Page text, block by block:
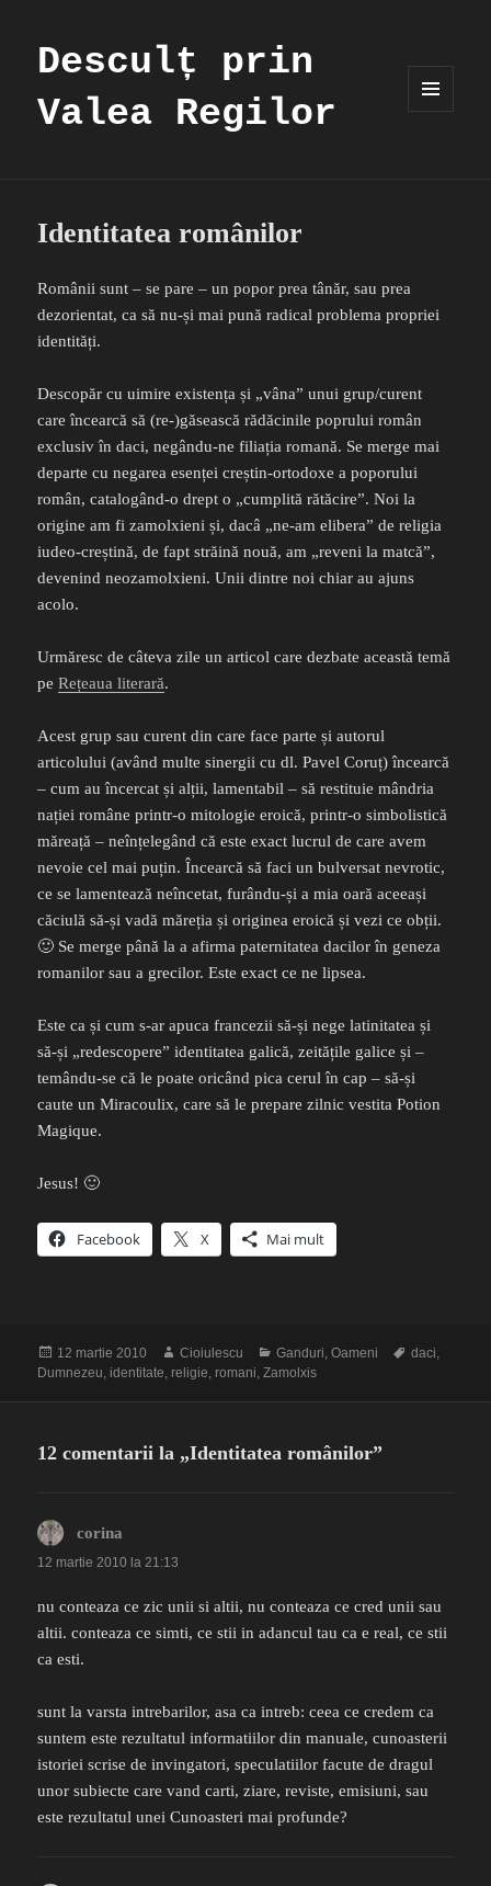
Desculț prin
Valea Regilor
Identitatea românilor
Românii sunt – se pare – un popor prea tânăr, sau prea
dezorientat, ca să nu-și mai pună radical problema propriei
identități.
Descopăr cu uimire existența și „vâna” unui grup/curent
care încearcă să (re-)găsească rădăcinile poprului român
exclusiv în daci, negându-ne filiația romană. Se merge mai
departe cu negarea esenței creștin-ortodoxe a poporului
român, catalogând-o drept o „cumplită rătăcire”. Noi la
origine am fi zamolxieni și, dacâ „ne-am elibera” de religia
iudeo-creștină, de fapt străină nouă, am „reveni la matcă”,
devenind neozamolxieni. Unii dintre noi chiar au ajuns
acolo.
Urmăresc de câteva zile un articol care dezbate această temă
peRețeaua literară.
Acest grup sau curent din care face parte și autorul
articolului (având multe sinergii cu dl. Pavel Coruț) încearcă
– cum au încercat și alții, lamentabil – să restituie mândria
nației române printr-o mitologie eroică, printr-o simbolistică
măreață – neînțelegând că este exact lucrul de care avem
nevoie cel mai puțin. Încearcă să faci un bulversat nevrotic,
ce se lamentează neîncetat, furându-și a mia oară aceeași
căciulă să-și vadă măreția și originea eroică și vezi ce obții.
🙂 Se merge până la a afirma paternitatea dacilor în geneza
romanilor sau a grecilor. Este exact ce ne lipsea.
Este ca și cum s-ar apuca francezii să-și nege latinitatea și
să-și „redescopere” identitatea galică, zeitățile galice și –
temându-se că le poate oricând pica cerul în cap – să-și
caute un Miracoulix, care să le prepare zilnic vestita Potion
Magique.
Jesus! 🙂
Facebook X Mai mult
Publicat
pe
12 martie 2010 Autor
Cioiulescu Categorii
Ganduri,Oameni Etichete
daci,
Dumnezeu, identitate, religie, romani,Zamolxis
12 comentarii la „Identitatea românilor”
corina
12 martie 2010 la 21:13
nu conteaza ce zic unii si altii, nu conteaza ce cred unii sau
altii. conteaza ce simti, ce stii in adancul tau ca e real, ce stii
ca esti.
sunt la varsta intrebarilor, asa ca intreb: ceea ce credem ca
suntem este rezultatul informatiilor din manuale, cunoasterii
istoriei scrise de invingatori, speculatiilor facute de dragul
unor subiecte care vand carti, ziare, reviste, emisiuni, sau
este rezultatul unei Cunoasteri mai profunde?